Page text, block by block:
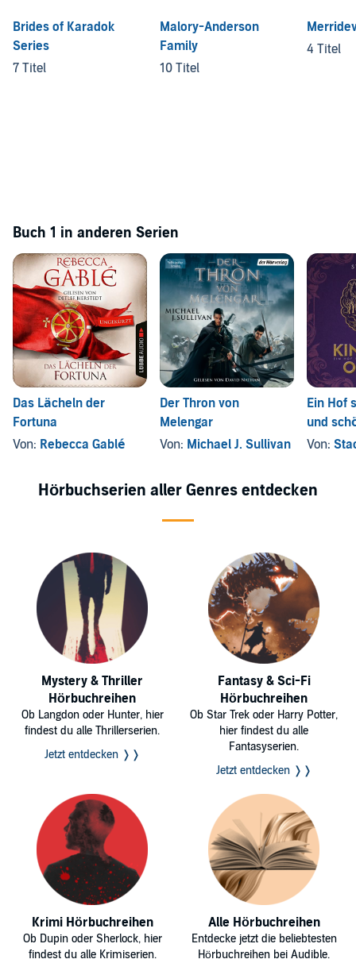
Brides of Karadok
Series
7 Titel
Malory-Anderson
Family
10 Titel
4 Titel
Buch 1 in anderen Serien
Das Lächeln der
Fortuna
Von: Rebecca Gablé
Der Thron von
Melengar
Von: Michael J. Sullivan
Ein Hof
und
Von:
Hörbuchserien aller Genres entdecken
Mystery & Thriller
Hörbuchreihen
Ob Langdon oder Hunter, hier
findest du alle Thrillerserien.
Jetzt entdecken ❭❭
Fantasy & Sci-Fi
Hörbuchreihen
Ob Star Trek oder Harry Potter,
hier findest du alle
Fantasyserien.
Jetzt entdecken ❭❭
Krimi Hörbuchreihen
Ob Dupin oder Sherlock, hier
findest du alle Krimiserien.
Alle Hörbuchreihen
Entdecke jetzt die beliebtesten
Hörbuchreihen bei Audible.